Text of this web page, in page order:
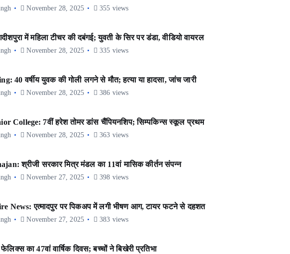
November 28, 2025 355 views
में महिला टीचर की दबंगई; युवती के सिर पर डंडा, वीडियो वायरल
November 28, 2025 335 views
40 वर्षीय युवक की गोली लगने से मौत; हत्या या हादसा, जांच जारी
November 28, 2025 386 views
College: 7वीं हरेश तोमर डांस चैंपियनशिप; सिम्पकिन्स स्कूल प्रथम
November 28, 2025 363 views
श्रीजी सरकार मित्र मंडल का 11वां मासिक कीर्तन संपन्न
November 27, 2025 398 views
News: एत्मादपुर पर पिकअप में लगी भीषण आग, टायर फटने से दहशत
November 27, 2025 383 views
का 47वां वार्षिक दिवस; बच्चों ने बिखेरी प्रतिभा